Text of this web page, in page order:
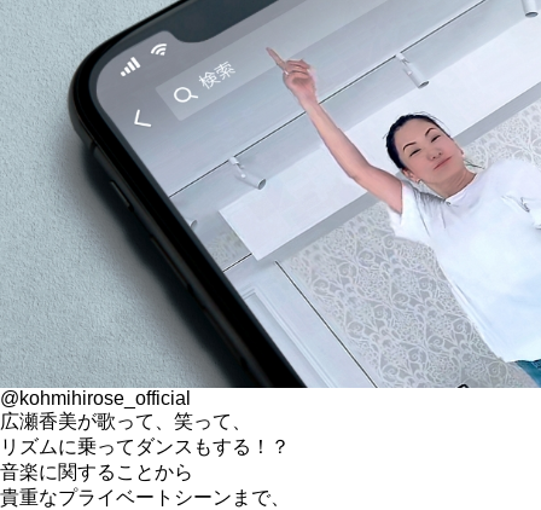
@kohmihirose_official
広瀬香美が歌って、笑って、
リズムに乗ってダンスもする！？
音楽に関することから
貴重なプライベートシーンまで、